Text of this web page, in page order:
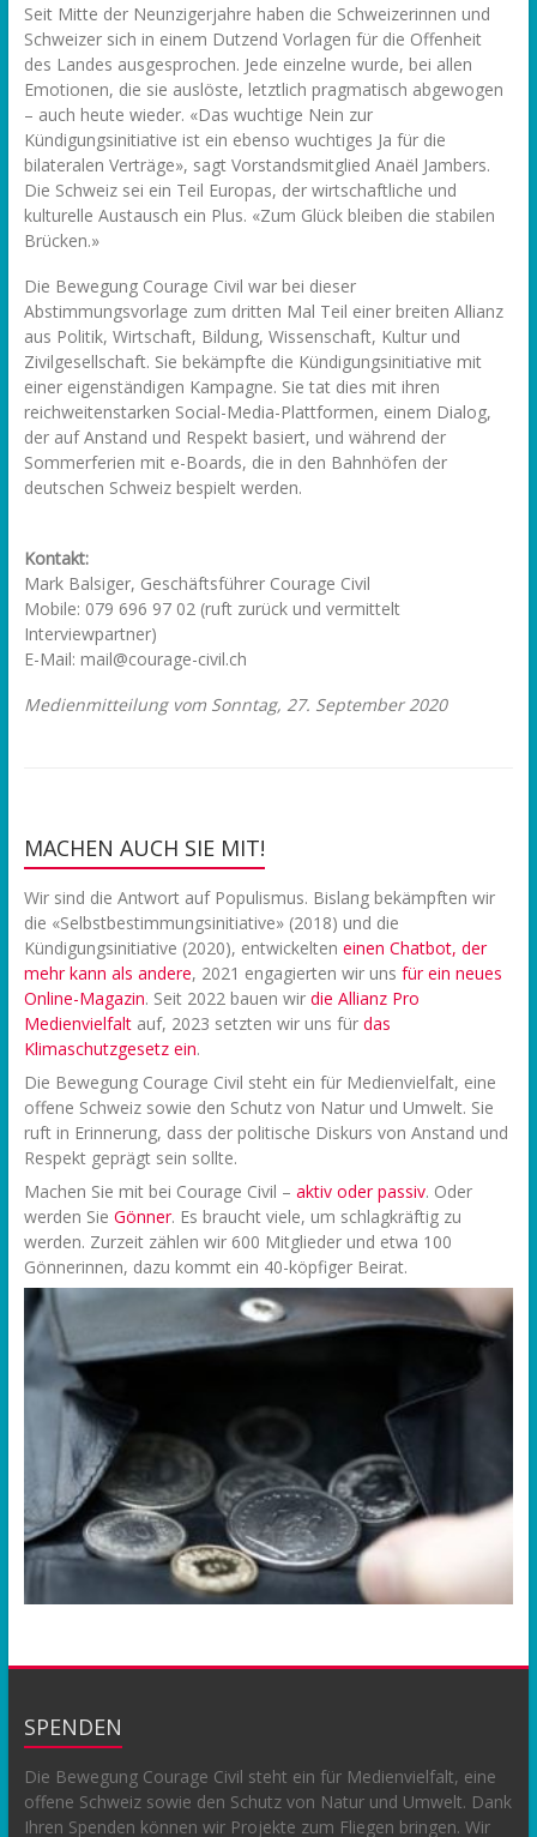
Seit Mitte der Neunzigerjahre haben die Schweizerinnen und
Schweizer sich in einem Dutzend Vorlagen für die Offenheit
des Landes ausgesprochen. Jede einzelne wurde, bei allen
Emotionen, die sie auslöste, letztlich pragmatisch abgewogen
– auch heute wieder. «Das wuchtige Nein zur
Kündigungsinitiative ist ein ebenso wuchtiges Ja für die
bilateralen Verträge», sagt Vorstandsmitglied Anaël Jambers.
Die Schweiz sei ein Teil Europas, der wirtschaftliche und
kulturelle Austausch ein Plus. «Zum Glück bleiben die stabilen
Brücken.»
Die Bewegung Courage Civil war bei dieser
Abstimmungsvorlage zum dritten Mal Teil einer breiten Allianz
aus Politik, Wirtschaft, Bildung, Wissenschaft, Kultur und
Zivilgesellschaft. Sie bekämpfte die Kündigungsinitiative mit
einer eigenständigen Kampagne. Sie tat dies mit ihren
reichweitenstarken Social-Media-Plattformen, einem Dialog,
der auf Anstand und Respekt basiert, und während der
Sommerferien mit e-Boards, die in den Bahnhöfen der
deutschen Schweiz bespielt werden.
Kontakt:
Mark Balsiger, Geschäftsführer Courage Civil
Mobile: 079 696 97 02 (ruft zurück und vermittelt
Interviewpartner)
E-Mail: mail@courage-civil.ch
Medienmitteilung vom Sonntag, 27. September 2020
MACHEN AUCH SIE MIT!
Wir sind die Antwort auf Populismus. Bislang bekämpften wir
die «Selbstbestimmungsinitiative» (2018) und die
Kündigungsinitiative (2020), entwickelten einen Chatbot, der
mehr kann als andere, 2021 engagierten wir uns für ein neues
Online-Magazin. Seit 2022 bauen wir die Allianz Pro
Medienvielfaltauf, 2023 setzten wir uns für das
Klimaschutzgesetz ein.
Die Bewegung Courage Civil steht ein für Medienvielfalt, eine
offene Schweiz sowie den Schutz von Natur und Umwelt. Sie
ruft in Erinnerung, dass der politische Diskurs von Anstand und
Respekt geprägt sein sollte.
Machen Sie mit bei Courage Civil – aktiv oder passiv. Oder
werden Sie Gönner. Es braucht viele, um schlagkräftig zu
werden. Zurzeit zählen wir 600 Mitglieder und etwa 100
Gönnerinnen, dazu kommt ein 40-köpfiger Beirat.
SPENDEN
Die Bewegung Courage Civil steht ein für Medienvielfalt, eine
offene Schweiz sowie den Schutz von Natur und Umwelt. Dank
Ihren Spenden können wir Projekte zum Fliegen bringen. Wir